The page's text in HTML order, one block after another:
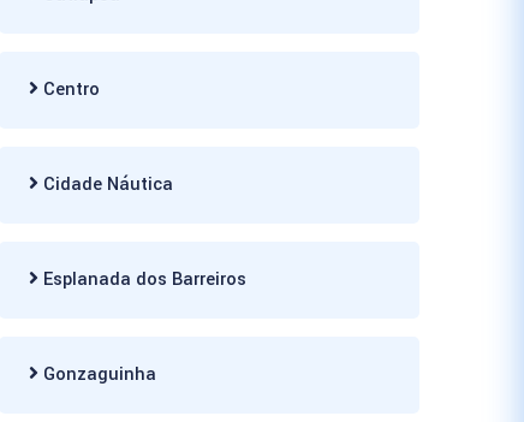
Centro
Cidade Náutica
Esplanada dos Barreiros
Gonzaguinha